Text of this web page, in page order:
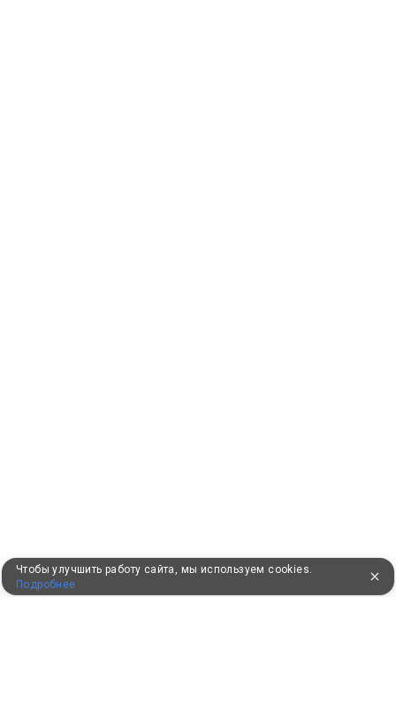
Чтобы улучшить работу сайта, мы используем cookies.
Подробнее